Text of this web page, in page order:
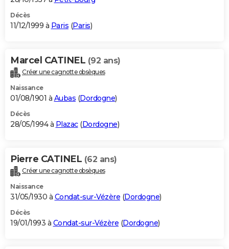
Décès
11/12/1999 à Paris (Paris)
Marcel CATINEL (92 ans)
Créer une cagnotte obsèques
Naissance
01/08/1901 à Aubas (Dordogne)
Décès
28/05/1994 à Plazac(Dordogne)
Pierre CATINEL (62 ans)
Créer une cagnotte obsèques
Naissance
31/05/1930 à Condat-sur-Vézère (Dordogne)
Décès
19/01/1993 à Condat-sur-Vézère (Dordogne)